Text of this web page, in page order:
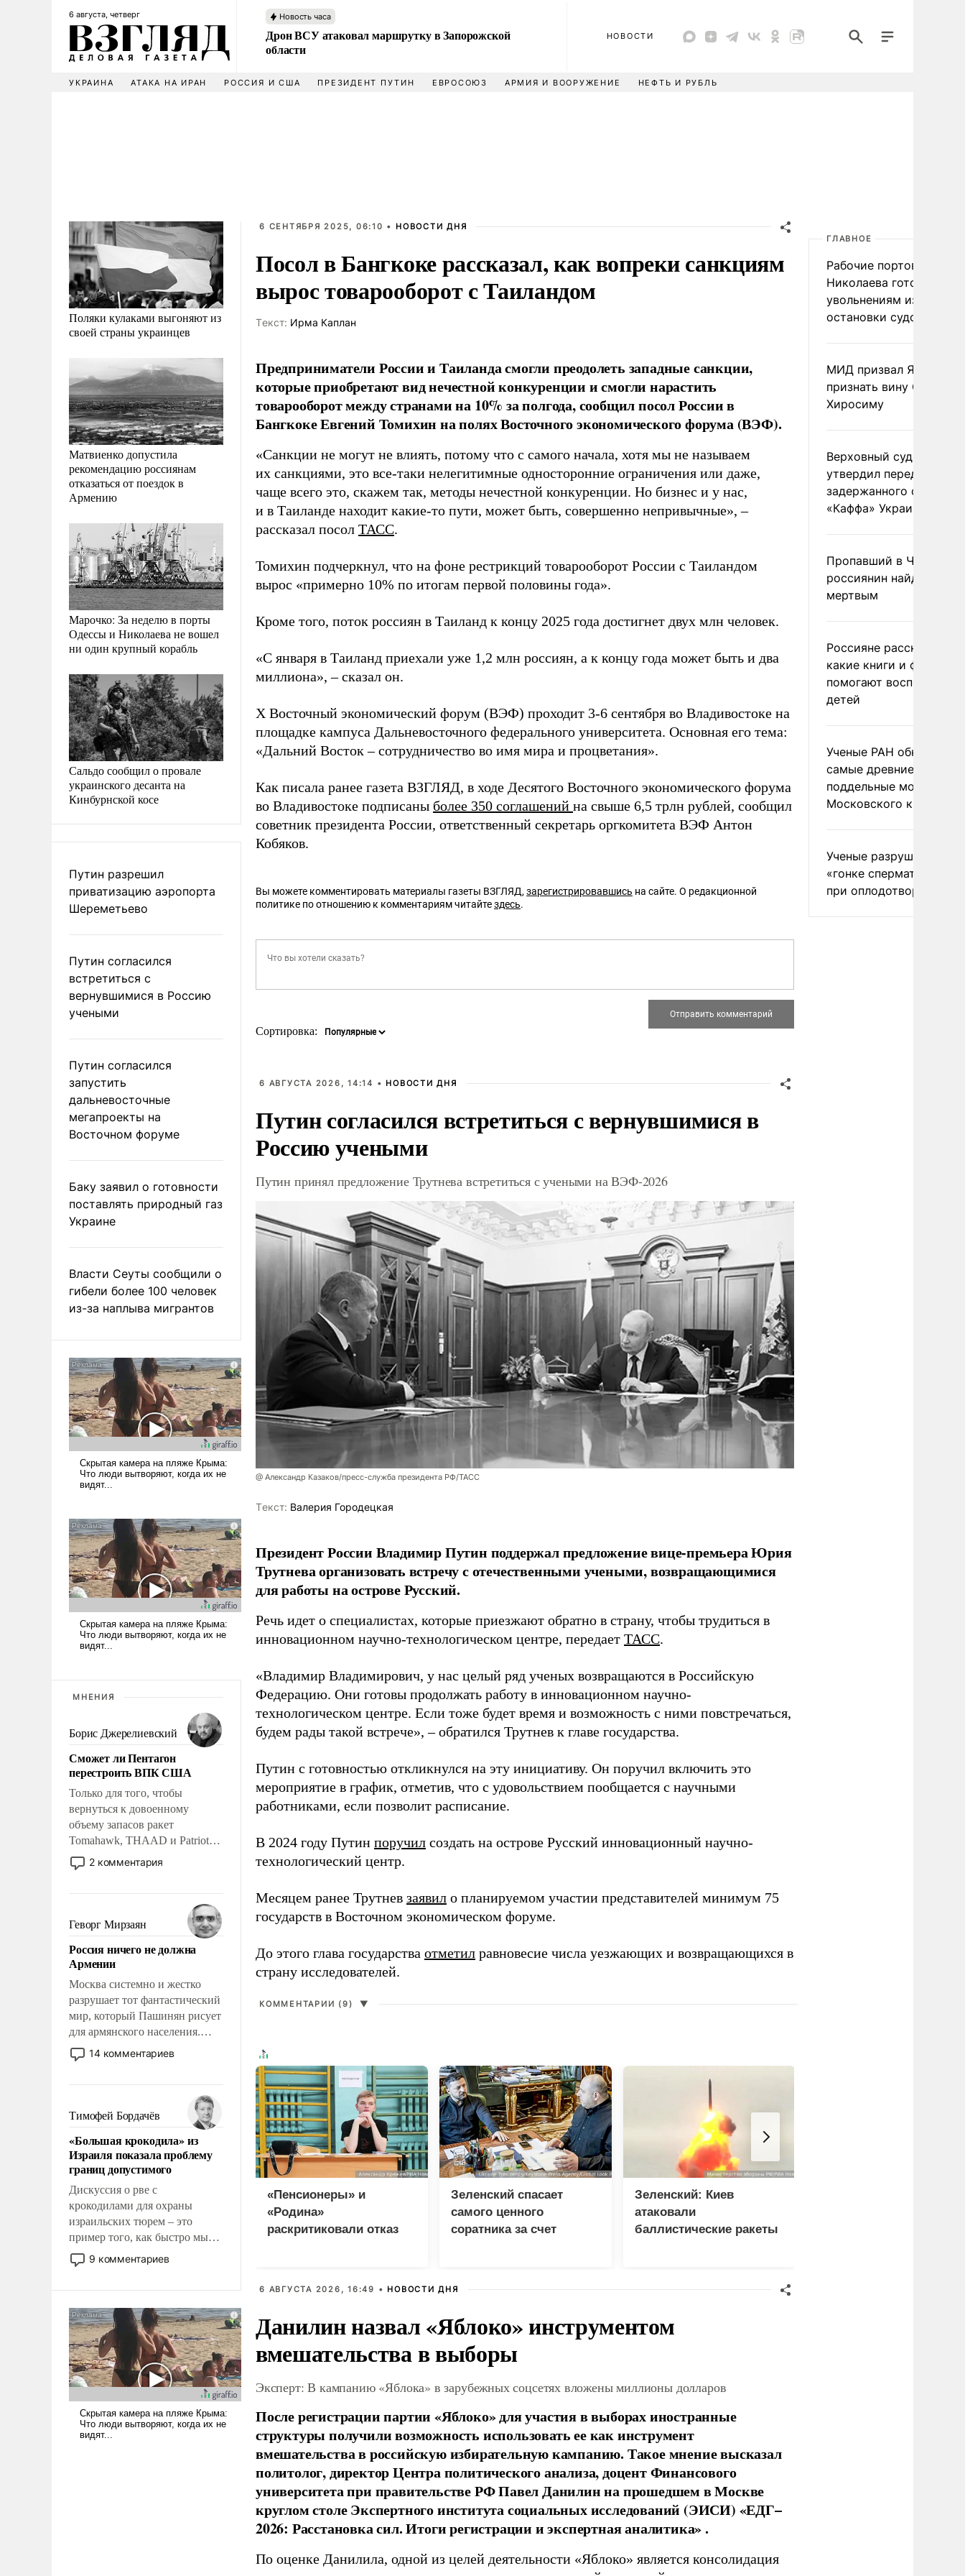
6 августа, четверг Новость часа
Дрон ВСУ атаковал маршрутку в Запорожской
области
НОВОСТИ
УКРАИНА АТАКА НА ИРАН РОССИЯ И США ПРЕЗИДЕНТ ПУТИН ЕВРОСОЮЗ АРМИЯ И ВООРУЖЕНИЕ НЕФТЬ И РУБЛЬ
Поляки кулаками выгоняют из
своей страны украинцев
Матвиенко допустила
рекомендацию россиянам
отказаться от поездок в
Армению
Марочко: За неделю в порты
Одессы и Николаева не вошел
ни один крупный корабль
Сальдо сообщил о провале
украинского десанта на
Кинбурнской косе
Путин разрешил
приватизацию аэропорта
Шереметьево
Путин согласился
встретиться с
вернувшимися в Россию
учеными
Путин согласился
запустить
дальневосточные
мегапроекты на
Восточном форуме
Баку заявил о готовности
поставлять природный газ
Украине
Власти Сеуты сообщили о
гибели более 100 человек
из-за наплыва мигрантов
МНЕНИЯ
Борис Джерелиевский
Сможет ли Пентагон
перестроить ВПК США
Только для того, чтобы
вернуться к довоенному
объему запасов ракет
Tomahawk, THAAD и Patriot
США потребуется более трех
лет. Даже небольшая война с
Сложившаяся ситуация
означает многолетний период
уязвимости США, например,
перед Китаем.
2 комментария
Геворг Мирзаян
Россия ничего не должна
Армении
Москва системно и жестко
разрушает тот фантастический
мир, который Пашинян рисует
для армянского населения.
Мир, где политические
прожекты будут безусловно
налогоплательщиков и где
Еревану за свои поступки не
нужно отвечать.
14 комментариев
Тимофей Бордачёв
«Большая крокодила» из
Израиля показала проблему
границ допустимого
Дискуссия о рве с
крокодилами для охраны
израильских тюрем – это
пример того, как быстро мы
двигаемся по пути
революционных изменений.
псевдонаучной фантастики,
стало всерьез обсуждаемой
идеей.
9 комментариев
6 СЕНТЯБРЯ 2025, 06:10 • НОВОСТИ ДНЯ
Посол в Бангкоке рассказал, как вопреки санкциям
вырос товарооборот с Таиландом
Tекст: Ирма Каплан
Предприниматели России и Таиланда смогли преодолеть западные санкции,
которые приобретают вид нечестной конкуренции и смогли нарастить
товарооборот между странами на 10% за полгода, сообщил посол России в
Бангкоке Евгений Томихин на полях Восточного экономического форума (ВЭФ).
«Санкции не могут не влиять, потому что с самого начала, хотя мы не называем
их санкциями, это все-таки нелегитимные односторонние ограничения или даже,
чаще всего это, скажем так, методы нечестной конкуренции. Но бизнес и у нас,
и в Таиланде находит какие-то пути, может быть, совершенно непривычные», –
рассказал посол ТАСС.
Томихин подчеркнул, что на фоне рестрикций товарооборот России с Таиландом
вырос «примерно 10% по итогам первой половины года».
Кроме того, поток россиян в Таиланд к концу 2025 года достигнет двух млн человек.
«С января в Таиланд приехали уже 1,2 млн россиян, а к концу года может быть и два
миллиона», – сказал он.
X Восточный экономический форум (ВЭФ) проходит 3-6 сентября во Владивостоке на
площадке кампуса Дальневосточного федерального университета. Основная его тема:
«Дальний Восток – сотрудничество во имя мира и процветания».
Как писала ранее газета ВЗГЛЯД, в ходе Десятого Восточного экономического форума
во Владивостоке подписаны более 350 соглашений на свыше 6,5 трлн рублей, сообщил
советник президента России, ответственный секретарь оргкомитета ВЭФ Антон
Кобяков.
Вы можете комментировать материалы газеты ВЗГЛЯД, зарегистрировавшись на сайте. О редакционной
политике по отношению к комментариям читайтездесь.
Сортировка:
6 АВГУСТА 2026, 14:14 • НОВОСТИ ДНЯ
Путин согласился встретиться с вернувшимися в
Россию учеными
Путин принял предложение Трутнева встретиться с учеными на ВЭФ-2026
@ Александр Казаков/пресс-служба президента РФ/ТАСС
Tекст: Валерия Городецкая
Президент России Владимир Путин поддержал предложение вице-премьера Юрия
Трутнева организовать встречу с отечественными учеными, возвращающимися
для работы на острове Русский.
Речь идет о специалистах, которые приезжают обратно в страну, чтобы трудиться в
инновационном научно-технологическом центре, передает ТАСС.
«Владимир Владимирович, у нас целый ряд ученых возвращаются в Российскую
Федерацию. Они готовы продолжать работу в инновационном научно-
технологическом центре. Если тоже будет время и возможность с ними повстречаться,
будем рады такой встрече», – обратился Трутнев к главе государства.
Путин с готовностью откликнулся на эту инициативу. Он поручил включить это
мероприятие в график, отметив, что с удовольствием пообщается с научными
работниками, если позволит расписание.
В 2024 году Путин поручил создать на острове Русский инновационный научно-
технологический центр.
Месяцем ранее Трутнев заявил о планируемом участии представителей минимум 75
государств в Восточном экономическом форуме.
До этого глава государства отметил равновесие числа уезжающих и возвращающихся в
страну исследователей.
КОММЕНТАРИИ (9) ▼
«Пенсионеры» и
«Родина»
раскритиковали отказ
Зеленский спасает
самого ценного
соратника за счет
Зеленский: Киев
атаковали
баллистические ракеты
6 АВГУСТА 2026, 16:49 • НОВОСТИ ДНЯ
Данилин назвал «Яблоко» инструментом
вмешательства в выборы
Эксперт: В кампанию «Яблока» в зарубежных соцсетях вложены миллионы долларов
После регистрации партии «Яблоко» для участия в выборах иностранные
структуры получили возможность использовать ее как инструмент
вмешательства в российскую избирательную кампанию. Такое мнение высказал
политолог, директор Центра политического анализа, доцент Финансового
университета при правительстве РФ Павел Данилин на прошедшем в Москве
круглом столе Экспертного института социальных исследований (ЭИСИ) «ЕДГ–
2026: Расстановка сил. Итоги регистрации и экспертная аналитика» .
По оценке Данилила, одной из целей деятельности «Яблоко» является консолидация
ГЛАВНОЕ
Рабочие портов
Николаева готовятся к
увольнениям из-за
остановки судоходства
МИД призвал Японию
признать вину США за
Хиросиму
Верховный суд Швеции
утвердил передачу
задержанного
«Каффа» Украине
Пропавший в
россиянин найден
мертвым
Россияне рассказали,
какие книги и фильмы
помогают воспитывать
детей
Ученые РАН
самые древние
поддельные монеты
Московского
Ученые разрушили миф
«гонке
при оплодотворении